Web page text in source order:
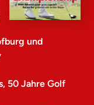
und
50 Jahre Golf